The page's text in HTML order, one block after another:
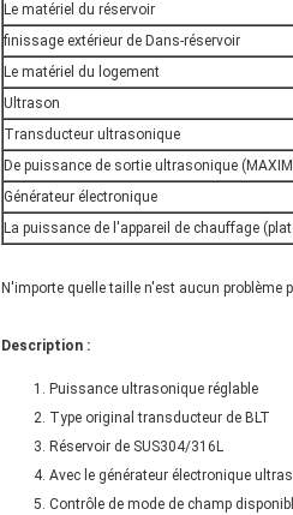
Le matériel du réservoir
finissage extérieur de Dans-réservoir
Le matériel du logement
Ultrason
Transducteur ultrasonique
De puissance de sortie ultrasonique
Générateur électronique
La puissance de l'appareil de chauffage
N'importe quelle taille n'est aucun problème
Description :
Puissance ultrasonique réglable
Type original transducteur de BLT
Réservoir de SUS304/316L
Avec le générateur électronique
Contrôle de mode de champ